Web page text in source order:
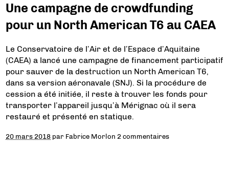
Une campagne de crowdfunding
pour un North American T6 au CAEA
Le Conservatoire de l’Air et de l’Espace d’Aquitaine
(CAEA) a lancé une campagne de financement participatif
pour sauver de la destruction un North American T6,
dans sa version aéronavale (SNJ). Si la procédure de
cession a été initiée, il reste à trouver les fonds pour
transporter l’appareil jusqu’à Mérignac où il sera
restauré et présenté en statique.
20 mars 2018 par Fabrice Morlon 2 commentaires